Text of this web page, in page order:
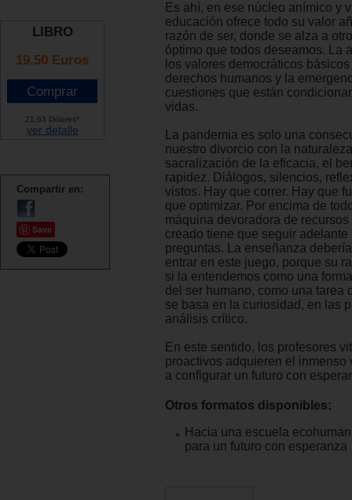
LIBRO
19.50 Euros
21.63 Dólares*
ver detalle
Compartir en:
Save
Es ahí, en ese núcleo anímico y
educación ofrece todo su valor
razón de ser, donde se alza a
óptimo que todos deseamos. La
los valores democráticos
derechos humanos y la
cuestiones que están
vidas.
La pandemia es solo una
nuestro divorcio con la
sacralización de la eficacia, el
rapidez. Diálogos, silencios,
vistos. Hay que correr. Hay que
que optimizar. Por encima de
máquina devoradora de
creado tiene que seguir adelante
preguntas. La enseñanza
entrar en este juego, porque su
si la entendemos como una
del ser humano, como una tarea
se basa en la curiosidad, en las
análisis crítico.
En este sentido, los profesores
proactivos adquieren el inmenso
a configurar un futuro con
Otros formatos disponibles:
Hacia una escuela
para un futuro con esperanza